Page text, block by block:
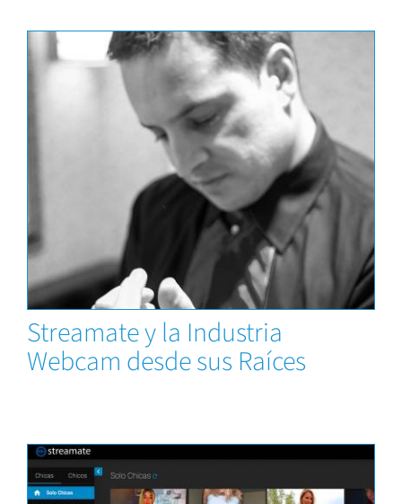
News
Streamate y la Industria
Webcam desde sus Raíces